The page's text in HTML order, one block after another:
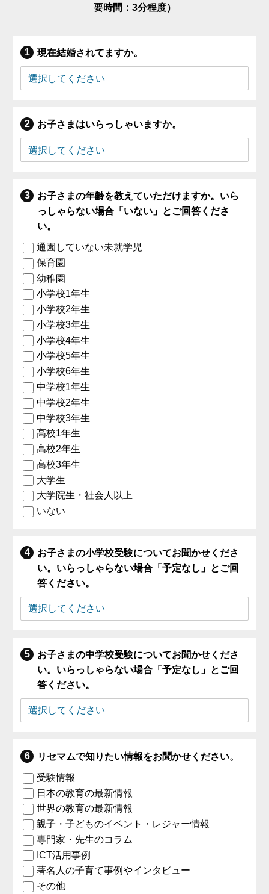
要時間：3分程度）
現在結婚されてますか。
お子さまはいらっしゃいますか。
お子さまの年齢を教えていただけますか。いら
っしゃらない場合「いない」とご回答くださ
い。
通園していない未就学児
保育園
幼稚園
小学校1年生
小学校2年生
小学校3年生
小学校4年生
小学校5年生
小学校6年生
中学校1年生
中学校2年生
中学校3年生
高校1年生
高校2年生
高校3年生
大学生
大学院生・社会人以上
いない
お子さまの小学校受験についてお聞かせくださ
い。いらっしゃらない場合「予定なし」とご回
答ください。
お子さまの中学校受験についてお聞かせくださ
い。いらっしゃらない場合「予定なし」とご回
答ください。
リセマムで知りたい情報をお聞かせください。
受験情報
日本の教育の最新情報
世界の教育の最新情報
親子・子どものイベント・レジャー情報
専門家・先生のコラム
ICT活用事例
著名人の子育て事例やインタビュー
その他